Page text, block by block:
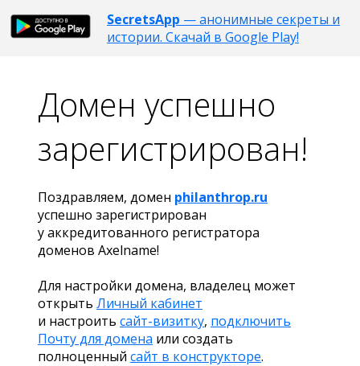
SecretsApp — анонимные секреты и
истории. Скачай в Google Play!
Домен успешно
зарегистрирован!
Поздравляем, домен philanthrop.ru
успешно зарегистрирован
у аккредитованного регистратора
доменов Axelname!
Для настройки домена, владелец может
открыть Личный кабинет
и настроить сайт-визитку, подключить
Почту для домена или создать
полноценный сайт в конструкторе.